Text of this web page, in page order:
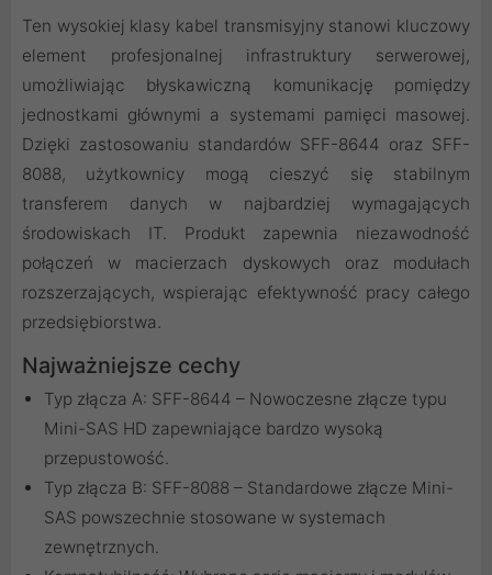
Ten wysokiej klasy kabel transmisyjny stanowi kluczowy
element profesjonalnej infrastruktury serwerowej,
umożliwiając błyskawiczną komunikację pomiędzy
jednostkami głównymi a systemami pamięci masowej.
Dzięki zastosowaniu standardów SFF-8644 oraz SFF-
8088, użytkownicy mogą cieszyć się stabilnym
transferem danych w najbardziej wymagających
środowiskach IT. Produkt zapewnia niezawodność
połączeń w macierzach dyskowych oraz modułach
rozszerzających, wspierając efektywność pracy całego
przedsiębiorstwa.
Najważniejsze cechy
Typ złącza A: SFF-8644 – Nowoczesne złącze typu
Mini-SAS HD zapewniające bardzo wysoką
przepustowość.
Typ złącza B: SFF-8088 – Standardowe złącze Mini-
SAS powszechnie stosowane w systemach
zewnętrznych.